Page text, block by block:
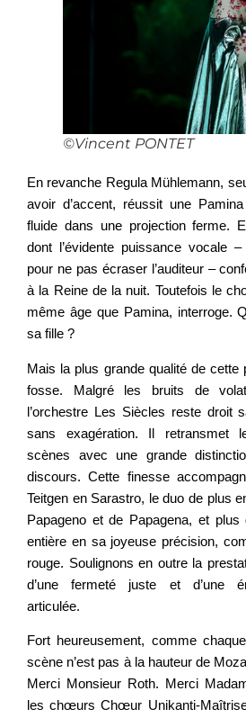
©Vincent PONTET
En revanche Regula Mühlemann,
avoir d’accent, réussit une
fluide dans une projection ferme.
dont l’évidente puissance vocale
pour ne pas écraser l’auditeur –
à la Reine de la nuit. Toutefois le
même âge que Pamina, interroge.
sa fille ?
Mais la plus grande qualité de cette
fosse. Malgré les bruits de
l’orchestre Les Siècles reste droit
sans exagération. Il retransmet
scènes avec une grande
discours. Cette finesse
Teitgen en Sarastro, le duo de plus
Papageno et de Papagena, et plus
entière en sa joyeuse précision,
rouge. Soulignons en outre la
d’une fermeté juste et d’une
articulée.
Fort heureusement, comme
scène n’est pas à la hauteur de
Merci Monsieur Roth. Merci
les chœurs Chœur Unikanti-